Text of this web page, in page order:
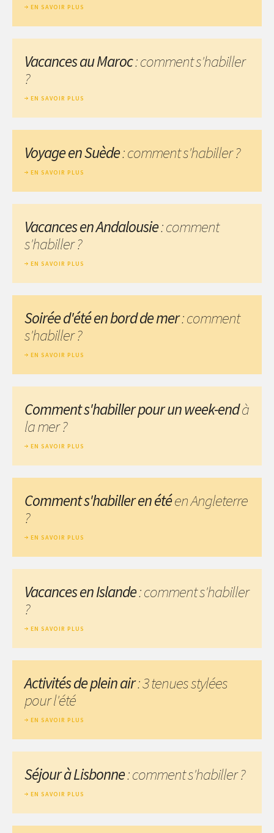
EN SAVOIR PLUS
Vacances au Maroc: comment s'habiller
?
EN SAVOIR PLUS
Voyage en Suède: comment s'habiller ?
EN SAVOIR PLUS
Vacances en Andalousie: comment
s'habiller ?
EN SAVOIR PLUS
Soirée d'été en bord de mer: comment
s'habiller ?
EN SAVOIR PLUS
Comment s'habiller pour un week-endà
la mer ?
EN SAVOIR PLUS
Comment s'habiller en étéen Angleterre
?
EN SAVOIR PLUS
Vacances en Islande: comment s'habiller
?
EN SAVOIR PLUS
Activités de plein air: 3 tenues stylées
pour l'été
EN SAVOIR PLUS
Séjour à Lisbonne: comment s'habiller ?
EN SAVOIR PLUS